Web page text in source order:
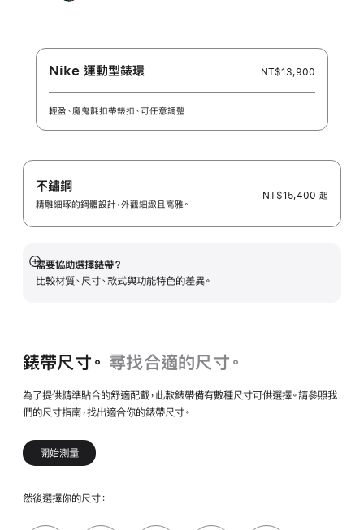
Nike 運動型錶環 NT$13,900
輕盈、魔鬼氈扣帶錶扣、可任意調整
不鏽鋼
精雕細琢的鋼體設計，外觀細緻且高雅。
NT$15,400 起
需要協助選擇錶帶？
比較材質、尺寸、款式與功能特色的差異。
顯
示
錶帶尺寸。 尋找合適的尺寸。
為了提供精準貼合的舒適配戴，此款錶帶備有數種尺寸可供選擇。請參照我
們的尺寸指南，找出適合你的錶帶尺寸。
開始測量
然後選擇你的尺寸：